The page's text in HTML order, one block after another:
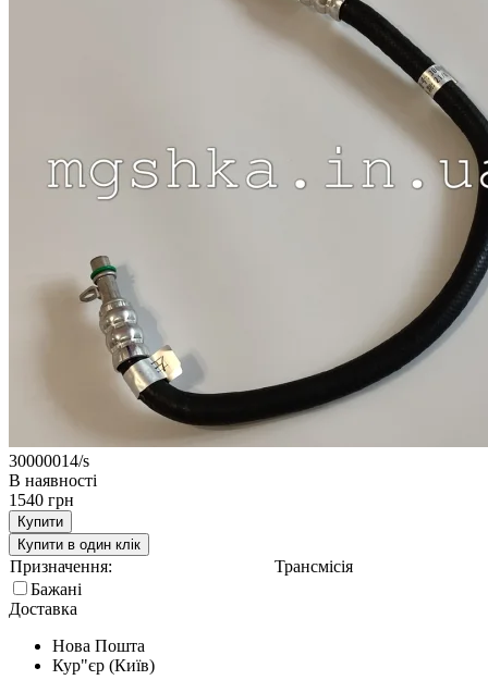
30000014/s
В наявності
1540 грн
Купити
Купити в один клік
Призначення:
Трансмісія
Бажані
Доставка
Нова Пошта
Кур"єр (Київ)